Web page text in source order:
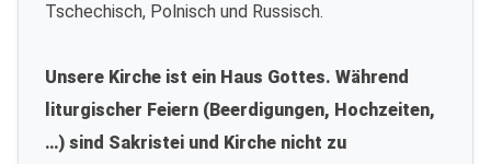
Tschechisch, Polnisch und Russisch.
Unsere Kirche ist ein Haus Gottes. Während
liturgischer Feiern (Beerdigungen, Hochzeiten,
…) sind Sakristei und Kirche nicht zu